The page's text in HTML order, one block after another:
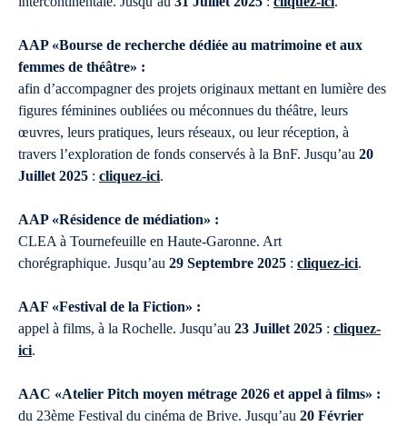
AAP «Bourse de recherche dédiée au matrimoine et aux
femmes de théâtre» :
afin d’accompagner des projets originaux mettant en lumière des
figures féminines oubliées ou méconnues du théâtre, leurs
œuvres, leurs pratiques, leurs réseaux, ou leur réception, à
travers l’exploration de fonds conservés à la BnF. Jusqu’au 20
Juillet 2025 : cliquez-ici.
AAP «Résidence de médiation» :
CLEA à Tournefeuille en Haute-Garonne. Art
chorégraphique. Jusqu’au 29 Septembre 2025 : cliquez-ici.
AAF «Festival de la Fiction» :
appel à films, à la Rochelle. Jusqu’au 23 Juillet 2025 : cliquez-
ici.
AAC «Atelier Pitch moyen métrage 2026 et appel à films» :
du 23ème Festival du cinéma de Brive. Jusqu’au 20 Février